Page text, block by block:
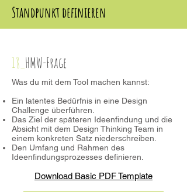
Standpunkt definieren
18_ HMW-Frage
Was du mit dem Tool machen kannst:
Ein latentes Bedürfnis in eine Design
Challenge überführen.
Das Ziel der späteren Ideenfindung und die
Absicht mit dem Design Thinking Team in
einem konkreten Satz niederschreiben.
Den Umfang und Rahmen des
Ideenfindungsprozesses definieren.
Download Basic PDF Template